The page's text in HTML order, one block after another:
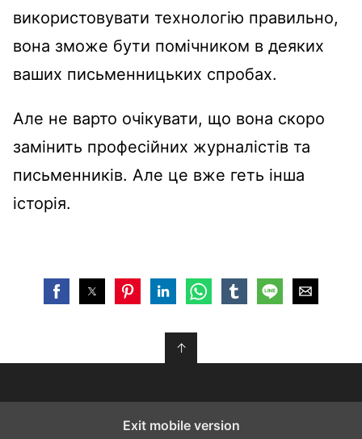
використовувати технологію правильно,
вона зможе бути помічником в деяких
ваших письменницьких спробах.
Але не варто очікувати, що вона скоро
замінить професійних журналістів та
письменників. Але це вже геть інша
історія.
↑
Exit mobile version